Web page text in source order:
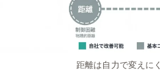
距離は自力で変えに